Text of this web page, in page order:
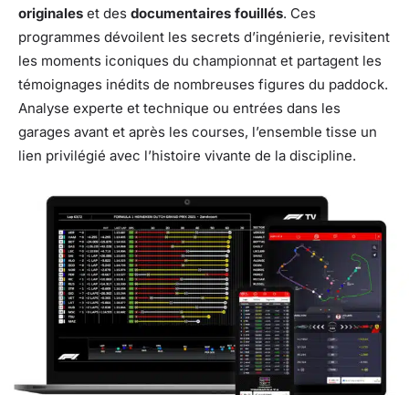
originales et des documentaires fouillés. Ces
programmes dévoilent les secrets d’ingénierie, revisitent
les moments iconiques du championnat et partagent les
témoignages inédits de nombreuses figures du paddock.
Analyse experte et technique ou entrées dans les
garages avant et après les courses, l’ensemble tisse un
lien privilégié avec l’histoire vivante de la discipline.